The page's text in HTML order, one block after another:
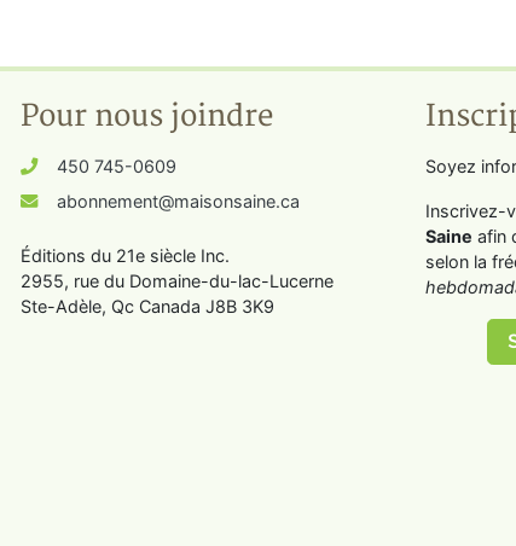
Pour nous joindre
450 745-0609
abonnement@maisonsaine.ca
Éditions du 21e siècle Inc.
2955, rue du Domaine-du-lac-Lucerne
Ste-Adèle, Qc Canada J8B 3K9
Soyez
Inscrivez-
Saine afin
selon la